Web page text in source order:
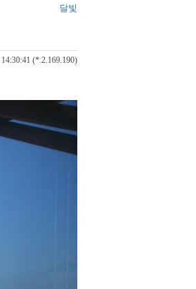
달빛
14:30:41 (*.2.169.190)